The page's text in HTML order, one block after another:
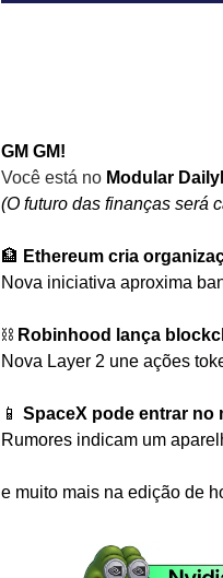
GM GM!
Você está no Modular
(O futuro das finanças será
🏦 Ethereum cria
Nova iniciativa aproxima
⛓️ Robinhood lança
Nova Layer 2 une ações
📱 SpaceX pode entrar no
Rumores indicam um
e muito mais na edição de